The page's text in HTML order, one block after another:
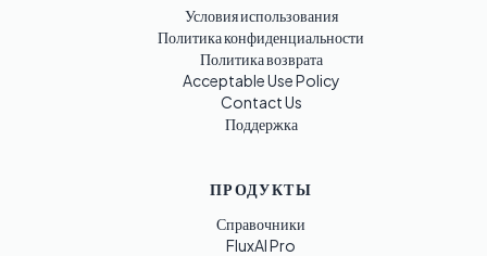
Условия использования
Политика конфиденциальности
Политика возврата
Acceptable Use Policy
Contact Us
Поддержка
ПРОДУКТЫ
Справочники
FluxAI Pro